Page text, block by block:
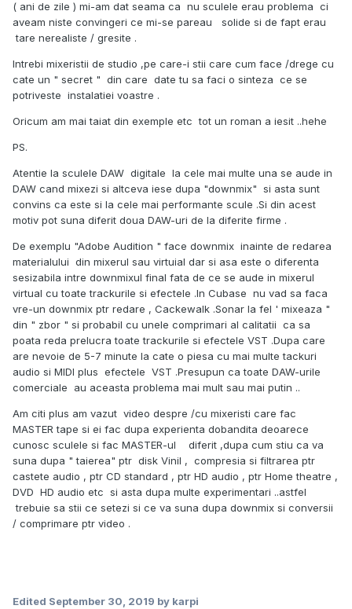
( ani de zile ) mi-am dat seama ca nu sculele erau problema ci
aveam niste convingeri ce mi-se pareau solide si de fapt erau
tare nerealiste / gresite .
Intrebi mixeristii de studio ,pe care-i stii care cum face /drege cu
cate un " secret " din care date tu sa faci o sinteza ce se
potriveste instalatiei voastre .
Oricum am mai taiat din exemple etc tot un roman a iesit ..hehe
PS.
Atentie la sculele DAW digitale la cele mai multe una se aude in
DAW cand mixezi si altceva iese dupa "downmix" si asta sunt
convins ca este si la cele mai performante scule .Si din acest
motiv pot suna diferit doua DAW-uri de la diferite firme .
De exemplu "Adobe Audition " face downmix inainte de redarea
materialului din mixerul sau virtuial dar si asa este o diferenta
sesizabila intre downmixul final fata de ce se aude in mixerul
virtual cu toate trackurile si efectele .In Cubase nu vad sa faca
vre-un downmix ptr redare , Cackewalk .Sonar la fel ' mixeaza "
din " zbor " si probabil cu unele comprimari al calitatii ca sa
poata reda prelucra toate trackurile si efectele VST .Dupa care
are nevoie de 5-7 minute la cate o piesa cu mai multe tackuri
audio si MIDI plus efectele VST .Presupun ca toate DAW-urile
comerciale au aceasta problema mai mult sau mai putin ..
Am citi plus am vazut video despre /cu mixeristi care fac
MASTER tape si ei fac dupa experienta dobandita deoarece
cunosc sculele si fac MASTER-ul diferit ,dupa cum stiu ca va
suna dupa " taierea" ptr disk Vinil , compresia si filtrarea ptr
castete audio , ptr CD standard , ptr HD audio , ptr Home theatre ,
DVD HD audio etc si asta dupa multe experimentari ..astfel
trebuie sa stii ce setezi si ce va suna dupa downmix si conversii
/ comprimare ptr video .
Edited September 30, 2019 by karpi